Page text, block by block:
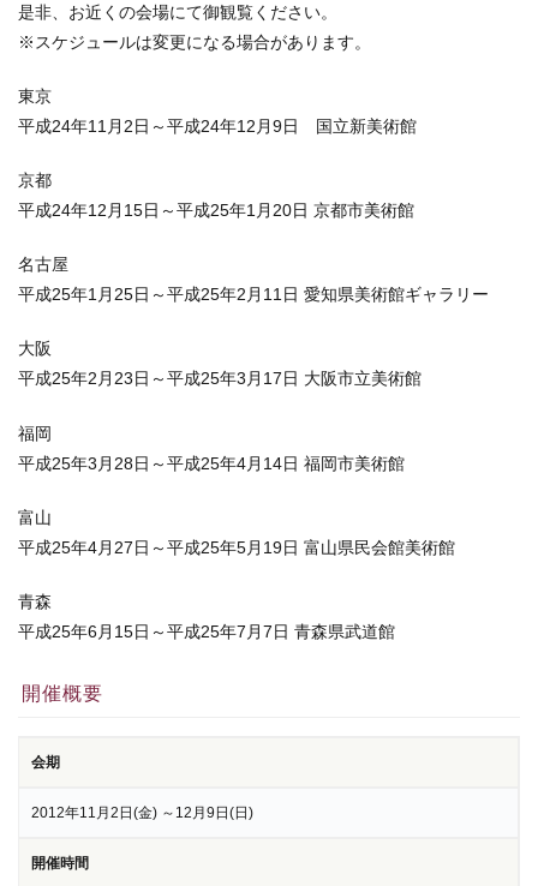
是非、お近くの会場にて御観覧ください。
※スケジュールは変更になる場合があります。
東京
平成24年11月2日～平成24年12月9日 国立新美術館
京都
平成24年12月15日～平成25年1月20日 京都市美術館
名古屋
平成25年1月25日～平成25年2月11日 愛知県美術館ギャラリー
大阪
平成25年2月23日～平成25年3月17日 大阪市立美術館
福岡
平成25年3月28日～平成25年4月14日 福岡市美術館
富山
平成25年4月27日～平成25年5月19日 富山県民会館美術館
青森
平成25年6月15日～平成25年7月7日 青森県武道館
開催概要
会期
2012年11月2日(金) ～12月9日(日)
開催時間